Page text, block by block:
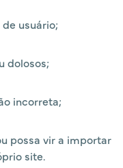
usuário;
dolosos;
incorreta;
possa vir a importar
site.